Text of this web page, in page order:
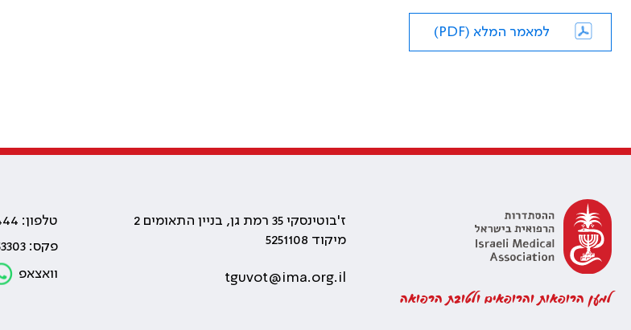
למאמר המלא (PDF)
למען הרופאות והרופאים ולטובת הרפואה
ז'בוטינסקי 35 רמת גן, בניין התאומים 2
מיקוד 5251108
tguvot@ima.org.il
טלפון: 03-6100444
פקס: 03-5753303
וואצאפ